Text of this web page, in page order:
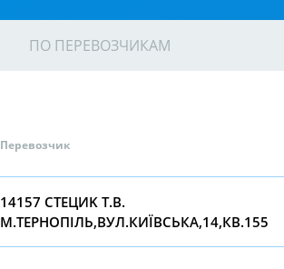
ПО ПЕРЕВОЗЧИКАМ
Перевозчик
14157 СТEЦИK Т.В.
М.ТЕРНОПІЛЬ,ВУЛ.КИЇВСЬКА,14,КВ.155